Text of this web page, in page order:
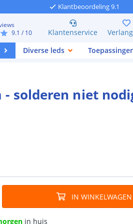
Klantbeoordeling 9.1
9.1 / 10 Klantenservice
Diverse leds
- solderen niet
IN WINKELWAGEN
in huis